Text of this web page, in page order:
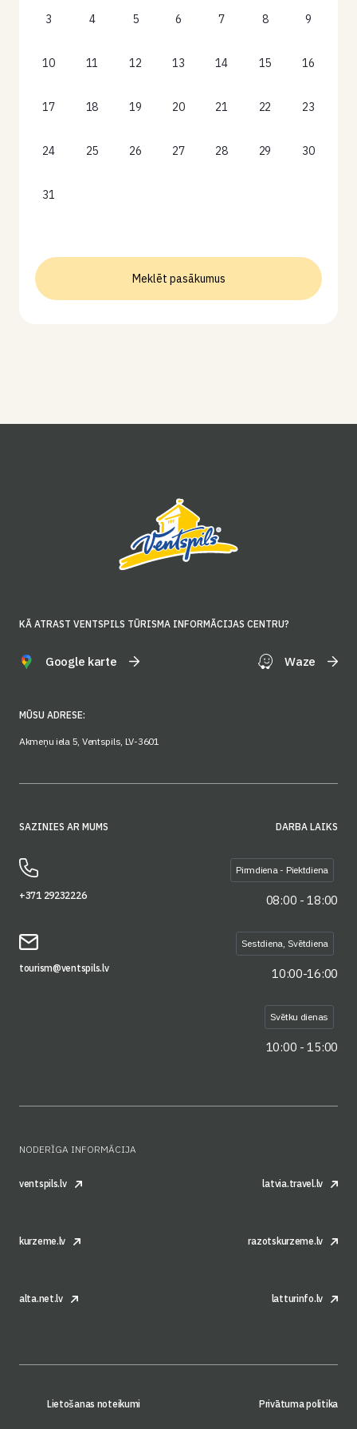
3 4 5 6 7 8 9
10 11 12 13 14 15 16
17 18 19 20 21 22 23
24 25 26 27 28 29 30
31
Meklēt pasākumus
KĀ ATRAST VENTSPILS TŪRISMA INFORMĀCIJAS CENTRU?
Google karte Waze
MŪSU ADRESE:
Akmeņu iela 5, Ventspils, LV-3601
SAZINIES AR MUMS
+371 29232226
tourism@ventspils.lv
DARBA LAIKS
Pirmdiena - Piektdiena
08:00 - 18:00
Sestdiena, Svētdiena
10:00-16:00
Svētku dienas
10:00 - 15:00
NODERĪGA INFORMĀCIJA
ventspils.lv latvia.travel.lv
kurzeme.lv razotskurzeme.lv
alta.net.lv latturinfo.lv
Lietošanas noteikumi Privātuma politika